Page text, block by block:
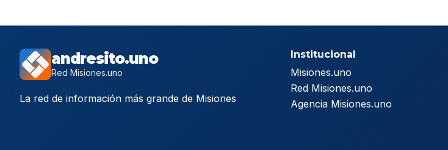
andresito.uno
Red Misiones.uno
La red de información más grande de Misiones
Institucional
Misiones.uno
Red Misiones.uno
Agencia Misiones.uno